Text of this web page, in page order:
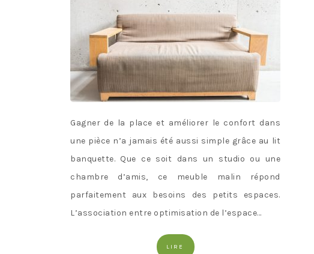
Gagner de la place et améliorer le confort dans
une pièce n’a jamais été aussi simple grâce au lit
banquette. Que ce soit dans un studio ou une
chambre d’amis, ce meuble malin répond
parfaitement aux besoins des petits espaces.
L’association entre optimisation de l’espace…
LIRE